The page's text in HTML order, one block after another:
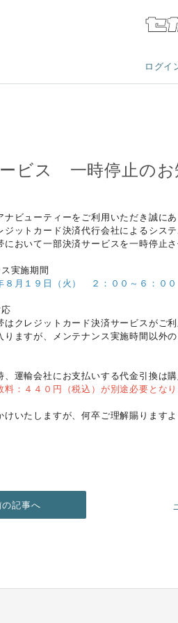
ログイ
ビス 一時停止のお
ナビューティーをご利用いただき誠にあ
ジットカード決済代行会社によるシス
において一部決済サービスを一時停止さ
実施期間
８月１９日（火） ２：００～６：００
クレジットカード決済サービスがご利
ますが、メンテナンス実施時間以外の
運輸会社にお支払いする代金引換は購
：４４０円（税込）が別途必要となり
けいたしますが、何卒ご理解賜ります
の記事へ